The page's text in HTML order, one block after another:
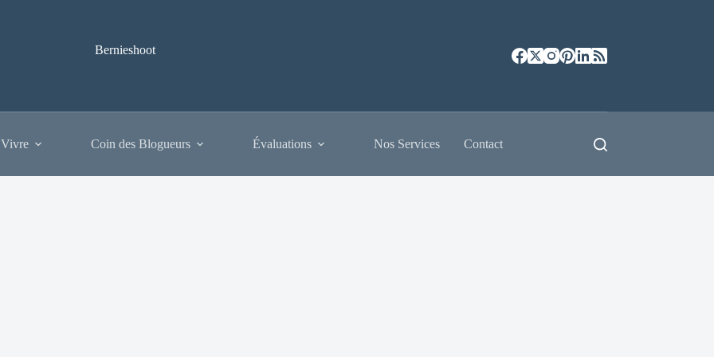
Bernieshoot
Coin des Blogueurs Évaluations Nos Services Contact